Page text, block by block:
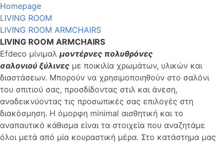
Homepage
LIVING ROOM
LIVING ROOM ARMCHAIRS
LIVING ROOM ARMCHAIRS
Efdeco μίνιμαλ μοντέρνες πολυθρόνες
σαλονιού ξύλινες με ποικιλία χρωμάτων, υλικών και
διαστάσεων. Μπορούν να χρησιμοποιηθούν στο σαλόνι
του σπιτιού σας, προσδίδοντας στιλ και άνεση,
αναδεικνύοντας τις προσωπικές σας επιλογές στη
διακόσμηση. Η όμορφη minimal αισθητική και το
αναπαυτικό κάθισμα είναι τα στοιχεία που αναζητάμε
όλοι μετά από μία κουραστική μέρα. Στο κατάστημα μας